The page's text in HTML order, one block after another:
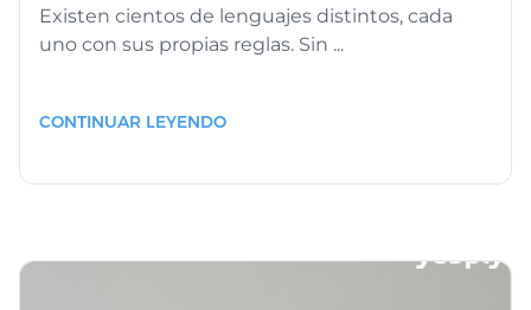
Existen cientos de lenguajes distintos, cada
uno con sus propias reglas. Sin ...
CONTINUAR LEYENDO